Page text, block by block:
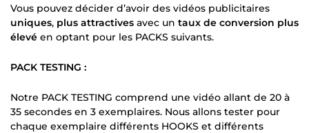
Vous pouvez décider d’avoir des vidéos publicitaires
uniques, plus attractives avec un taux de conversion plus
élevé en optant pour les PACKS suivants.
PACK TESTING :
Notre PACK TESTING comprend une vidéo allant de 20 à
35 secondes en 3 exemplaires. Nous allons tester pour
chaque exemplaire différents HOOKS et différents